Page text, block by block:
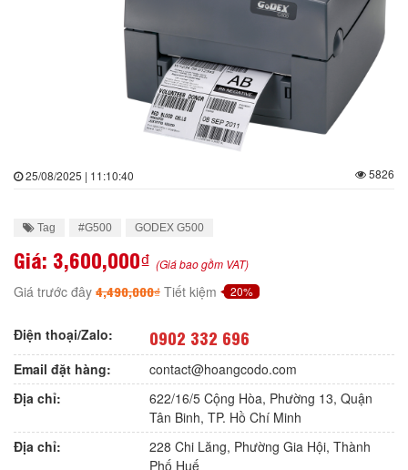
25/08/2025 | 11:10:40 5826
Tag #G500 GODEX G500
Giá: 3,600,000₫ (Giá bao gồm VAT)
Giá trước đây 4,490,000₫ Tiết kiệm 20%
Điện thoại/Zalo: 0902 332 696
Email đặt hàng:
contact@hoangcodo.com
Địa chỉ:
622/16/5 Cộng Hòa, Phường 13, Quận
Tân Binh, TP. Hồ Chí Minh
Địa chỉ:
228 Chi Lăng, Phường Gia Hội, Thành
Phố Huế